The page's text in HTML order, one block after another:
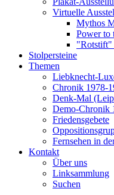
Virtuelle
Mythos
Power to
"Rotstift"
Stolpersteine
Themen
Liebknecht-
Chronik 1978-
Denk-Mal
Demo-Chronik
Friedensgebete
Fernsehen in
Kontakt
Über uns
Linksammlung
Suchen